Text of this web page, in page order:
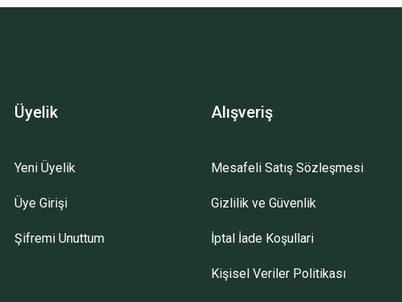
Üyelik
Yeni Üyelik
Üye Girişi
Şifremi Unuttum
Alışveriş
Mesafeli Satış Sözleşmesi
Gizlilik ve Güvenlik
İptal İade Koşullari
Kişisel Veriler Politikası